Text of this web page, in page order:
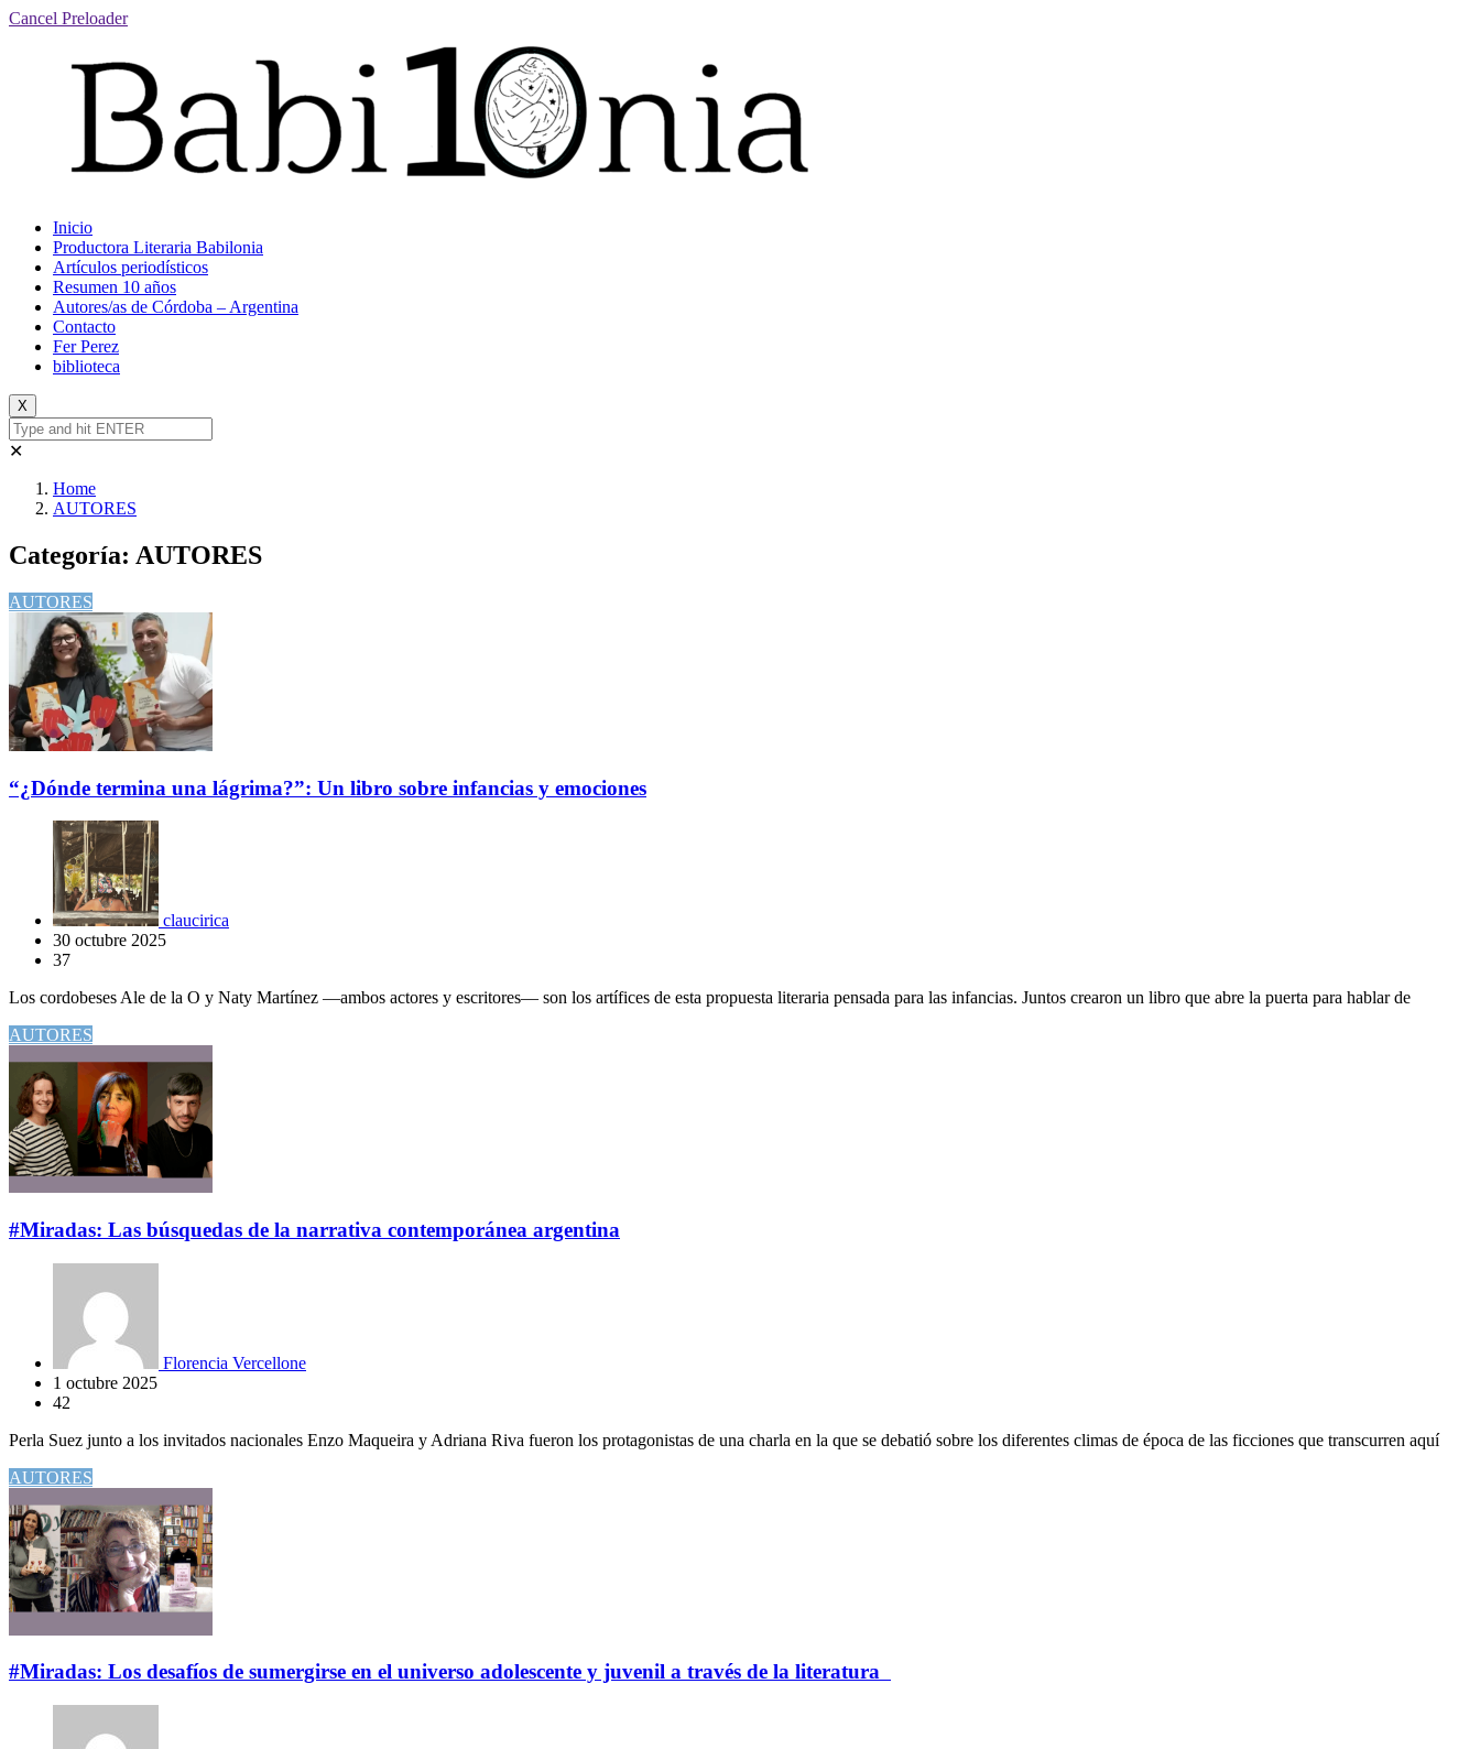
Cancel Preloader
Inicio
Productora Literaria Babilonia
Artículos periodísticos
Resumen 10 años
Autores/as de Córdoba – Argentina
Contacto
Fer Perez
biblioteca
X
✕
Home
AUTORES
Categoría: AUTORES
AUTORES
“¿Dónde termina una lágrima?”: Un libro sobre infancias y emociones
claucirica
30 octubre 2025
37
Los cordobeses Ale de la O y Naty Martínez —ambos actores y escritores— son los artífices de esta propuesta literaria pensada para las infancias. Juntos crearon un libro que abre la puerta para hablar de
AUTORES
#Miradas: Las búsquedas de la narrativa contemporánea argentina
Florencia Vercellone
1 octubre 2025
42
Perla Suez junto a los invitados nacionales Enzo Maqueira y Adriana Riva fueron los protagonistas de una charla en la que se debatió sobre los diferentes climas de época de las ficciones que transcurren aquí
AUTORES
#Miradas: Los desafíos de sumergirse en el universo adolescente y juvenil a través de la literatura